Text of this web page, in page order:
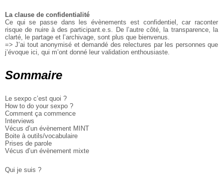
La clause de confidentialité
Ce qui se passe dans les évènements estconfidentiel, car raconter
risquede nuire à des participant.e.s. De l’autre côté, la transparence, la
clarté, le partage et l’archivage, sont plus que bienvenus.
=> J’ai tout anonymisé et demandé des relectures par les personnes que
j’évoque ici, qui m’ont donné leur validation enthousiaste.
Sommaire
Le sexpo c’est quoi ?
How to do your sexpo ?
Comment ça commence
Interviews
Vécus d’un évènement MINT
Boite à outils/vocabulaire
Prises de parole
Vécus d’un évènement mixte
Qui je suis ?